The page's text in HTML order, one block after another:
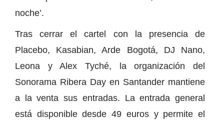
noche’.
Tras cerrar el cartel con la presencia de
Placebo, Kasabian, Arde Bogotá, DJ Nano,
Leona y Alex Tyché, la organización del
Sonorama Ribera Day en Santander mantiene
a la venta sus entradas. La entrada general
está disponible desde 49 euros y permite el